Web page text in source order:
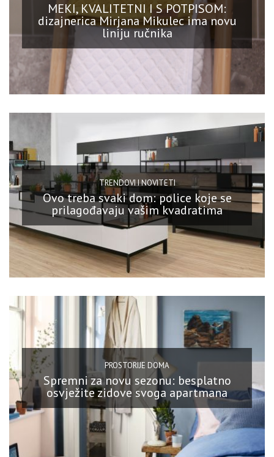
MEKI, KVALITETNI I S POTPISOM:
dizajnerica Mirjana Mikulec ima novu
liniju ručnika
TRENDOVI I NOVITETI
Ovo treba svaki dom: police koje se
prilagođavaju vašim kvadratima
PROSTORIJE DOMA
Spremni za novu sezonu: besplatno
osvježite zidove svoga apartmana